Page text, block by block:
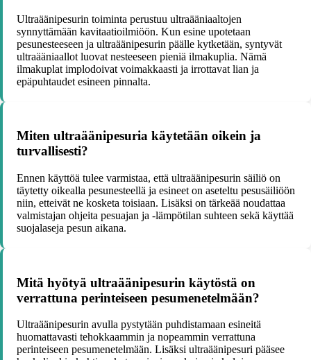
Ultraäänipesurin toiminta perustuu ultraääniaaltojen
synnyttämään kavitaatioilmiöön. Kun esine upotetaan
pesunesteeseen ja ultraäänipesurin päälle kytketään, syntyvät
ultraääniaallot luovat nesteeseen pieniä ilmakuplia. Nämä
ilmakuplat implodoivat voimakkaasti ja irrottavat lian ja
epäpuhtaudet esineen pinnalta.
Miten ultraäänipesuria käytetään oikein ja
turvallisesti?
Ennen käyttöä tulee varmistaa, että ultraäänipesurin säiliö on
täytetty oikealla pesunesteellä ja esineet on aseteltu pesusäiliöön
niin, etteivät ne kosketa toisiaan. Lisäksi on tärkeää noudattaa
valmistajan ohjeita pesuajan ja -lämpötilan suhteen sekä käyttää
suojalaseja pesun aikana.
Mitä hyötyä ultraäänipesurin käytöstä on
verrattuna perinteiseen pesumenetelmään?
Ultraäänipesurin avulla pystytään puhdistamaan esineitä
huomattavasti tehokkaammin ja nopeammin verrattuna
perinteiseen pesumenetelmään. Lisäksi ultraäänipesuri pääsee